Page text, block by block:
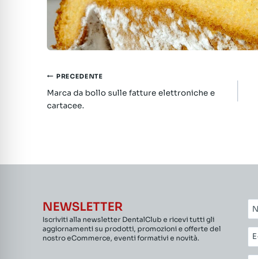
Navigazione
articoli
PRECEDENTE
Marca da bollo sulle fatture elettroniche e
cartacee.
NEWSLETTER
Iscriviti alla newsletter DentalClub e ricevi tutti gli
aggiornamenti su prodotti, promozioni e offerte del
nostro eCommerce, eventi formativi e novità.
e
E-